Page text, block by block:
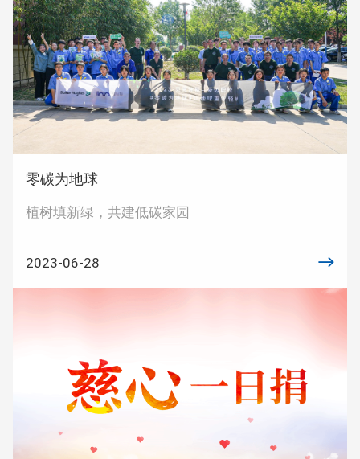
零碳为地球
植树填新绿，共建低碳家园
2023-06-28